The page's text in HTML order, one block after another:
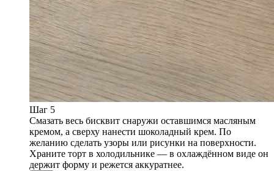
Шаг 5
Смазать весь бисквит снаружи оставшимся масляным
кремом, а сверху нанести шоколадный крем. По
желанию сделать узоры или рисунки на поверхности.
Храните торт в холодильнике — в охлаждённом виде он
держит форму и режется аккуратнее.